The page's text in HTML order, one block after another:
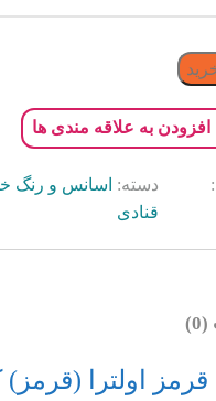
افزودن به علاقه مندی ها
دسته: اسانس و رنگ
قنادی
اولترا